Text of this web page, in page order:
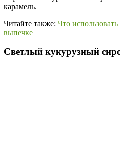
карамель.
Читайте также: Что
выпечке
Светлый кукурузный